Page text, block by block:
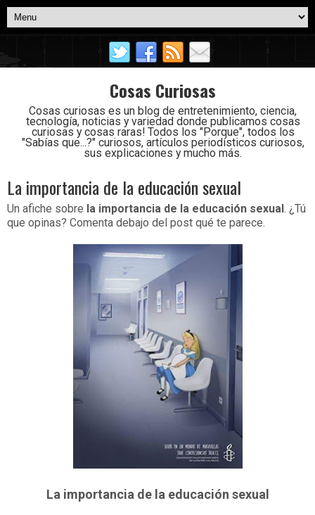
Cosas Curiosas
Cosas curiosas es un blog de entretenimiento, ciencia,
tecnología, noticias y variedad donde publicamos cosas
curiosas y cosas raras! Todos los "Porque", todos los
"Sabías que...?" curiosos, artículos periodísticos curiosos,
sus explicaciones y mucho más.
La importancia de la educación sexual
Un afiche sobre la importancia de la educación sexual. ¿Tú
que opinas? Comenta debajo del post qué te parece.
La importancia de la educación sexual